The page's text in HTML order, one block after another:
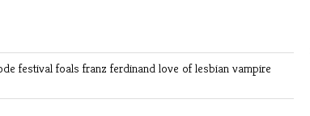
festival foals franz ferdinand love of lesbian vampire